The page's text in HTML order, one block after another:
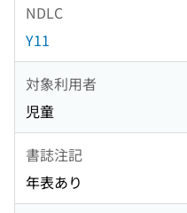
NDLC
Y11
対象利用者
児童
書誌注記
年表あり